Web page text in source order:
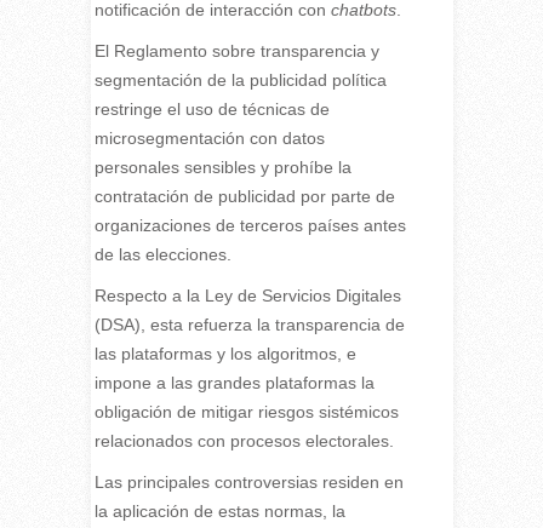
notificación de interacción con chatbots.
El Reglamento sobre transparencia y
segmentación de la publicidad política
restringe el uso de técnicas de
microsegmentación con datos
personales sensibles y prohíbe la
contratación de publicidad por parte de
organizaciones de terceros países antes
de las elecciones.
Respecto a la Ley de Servicios Digitales
(DSA), esta refuerza la transparencia de
las plataformas y los algoritmos, e
impone a las grandes plataformas la
obligación de mitigar riesgos sistémicos
relacionados con procesos electorales.
Las principales controversias residen en
la aplicación de estas normas, la